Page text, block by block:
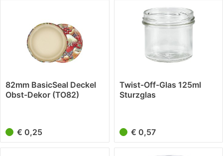
82mm BasicSeal Deckel
Obst-Dekor (TO82)
€ 0,25
Twist-Off-Glas 125ml
Sturzglas
€ 0,57